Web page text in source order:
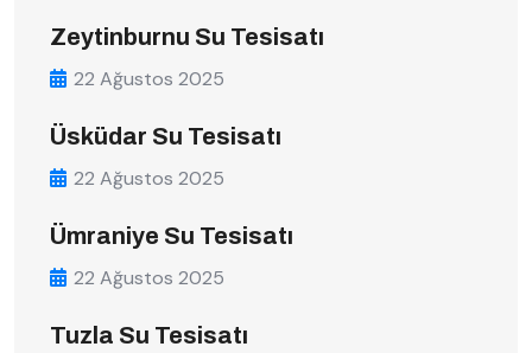
Zeytinburnu Su Tesisatı
22 Ağustos 2025
Üsküdar Su Tesisatı
22 Ağustos 2025
Ümraniye Su Tesisatı
22 Ağustos 2025
Tuzla Su Tesisatı